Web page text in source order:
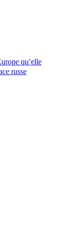
qu’elle
russe